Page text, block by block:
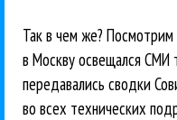
Так в чем же?
в Москву освещался СМИ
передавались сводки
во всех технических